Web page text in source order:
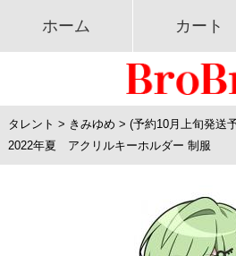
ホーム カート
タレント > きみゆめ > (予約10月上旬発
2022年夏 アクリルキーホルダー 制服